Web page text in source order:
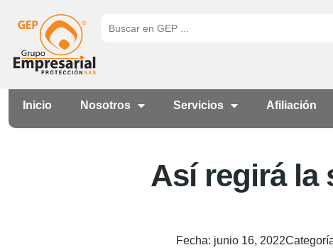
Inicio Nosotros Servicios Afiliación
Así regirá la
Fecha: junio 16, 2022